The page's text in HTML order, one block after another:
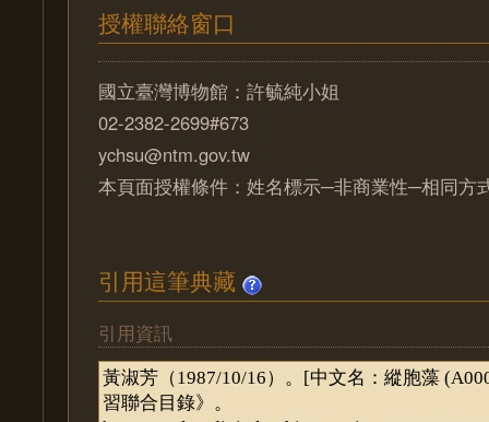
授權聯絡窗口
國立臺灣博物館：許毓純小姐
02-2382-2699#673
ychsu@ntm.gov.tw
本頁面授權條件：姓名標示─非商業性─相同方
引用這筆典藏
引用資訊